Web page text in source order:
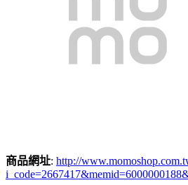
商品網址: http://